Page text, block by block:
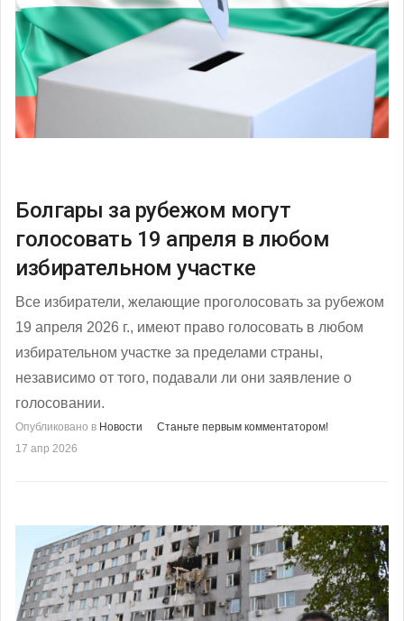
Болгары за рубежом могут
голосовать 19 апреля в любом
избирательном участке
Все избиратели, желающие проголосовать за рубежом
19 апреля 2026 г., имеют право голосовать в любом
избирательном участке за пределами страны,
независимо от того, подавали ли они заявление о
голосовании.
Опубликовано в Новости
Станьте первым комментатором!
17 апр 2026